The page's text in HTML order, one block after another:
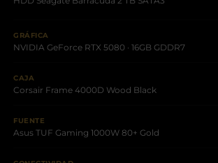
GRÁFICA
NVIDIA GeForce RTX 5080 · 16GB GDDR7
CAJA
Corsair Frame 4000D Wood Black
FUENTE
Asus TUF Gaming 1000W 80+ Gold